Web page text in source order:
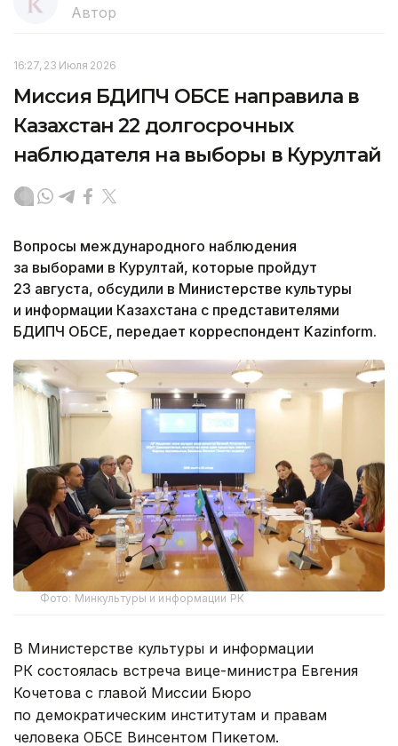
Автор
16:27, 23 Июля 2026
Миссия БДИПЧ ОБСЕ направила в
Казахстан 22 долгосрочных
наблюдателя на выборы в Курултай
Вопросы международного наблюдения
за выборами в Курултай, которые пройдут
23 августа, обсудили в Министерстве культуры
и информации Казахстана с представителями
БДИПЧ ОБСЕ, передает корреспондент Kazinform.
Фото: Минкультуры и информации РК
В Министерстве культуры и информации
РК состоялась встреча вице-министра Евгения
Кочетова с главой Миссии Бюро
по демократическим институтам и правам
человека ОБСЕ Винсентом Пикетом.